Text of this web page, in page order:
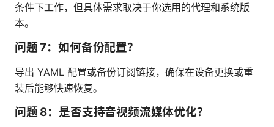
条件下工作，但具体需求取决于你选用的代理和系统版
本。
问题 7：如何备份配置？
导出 YAML 配置或备份订阅链接，确保在设备更换或重
装后能够快速恢复。
问题 8：是否支持音视频流媒体优化？